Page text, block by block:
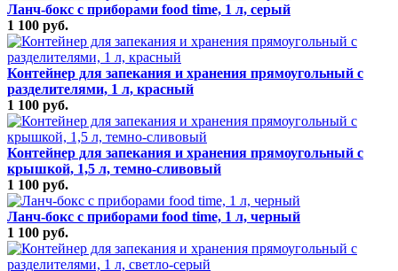
Ланч-бокс с приборами food time, 1 л, серый
1 100 руб.
Контейнер для запекания и хранения прямоугольный с
разделителями, 1 л, красный
1 100 руб.
Контейнер для запекания и хранения прямоугольный с
крышкой, 1,5 л, темно-сливовый
1 100 руб.
Ланч-бокс с приборами food time, 1 л, черный
1 100 руб.